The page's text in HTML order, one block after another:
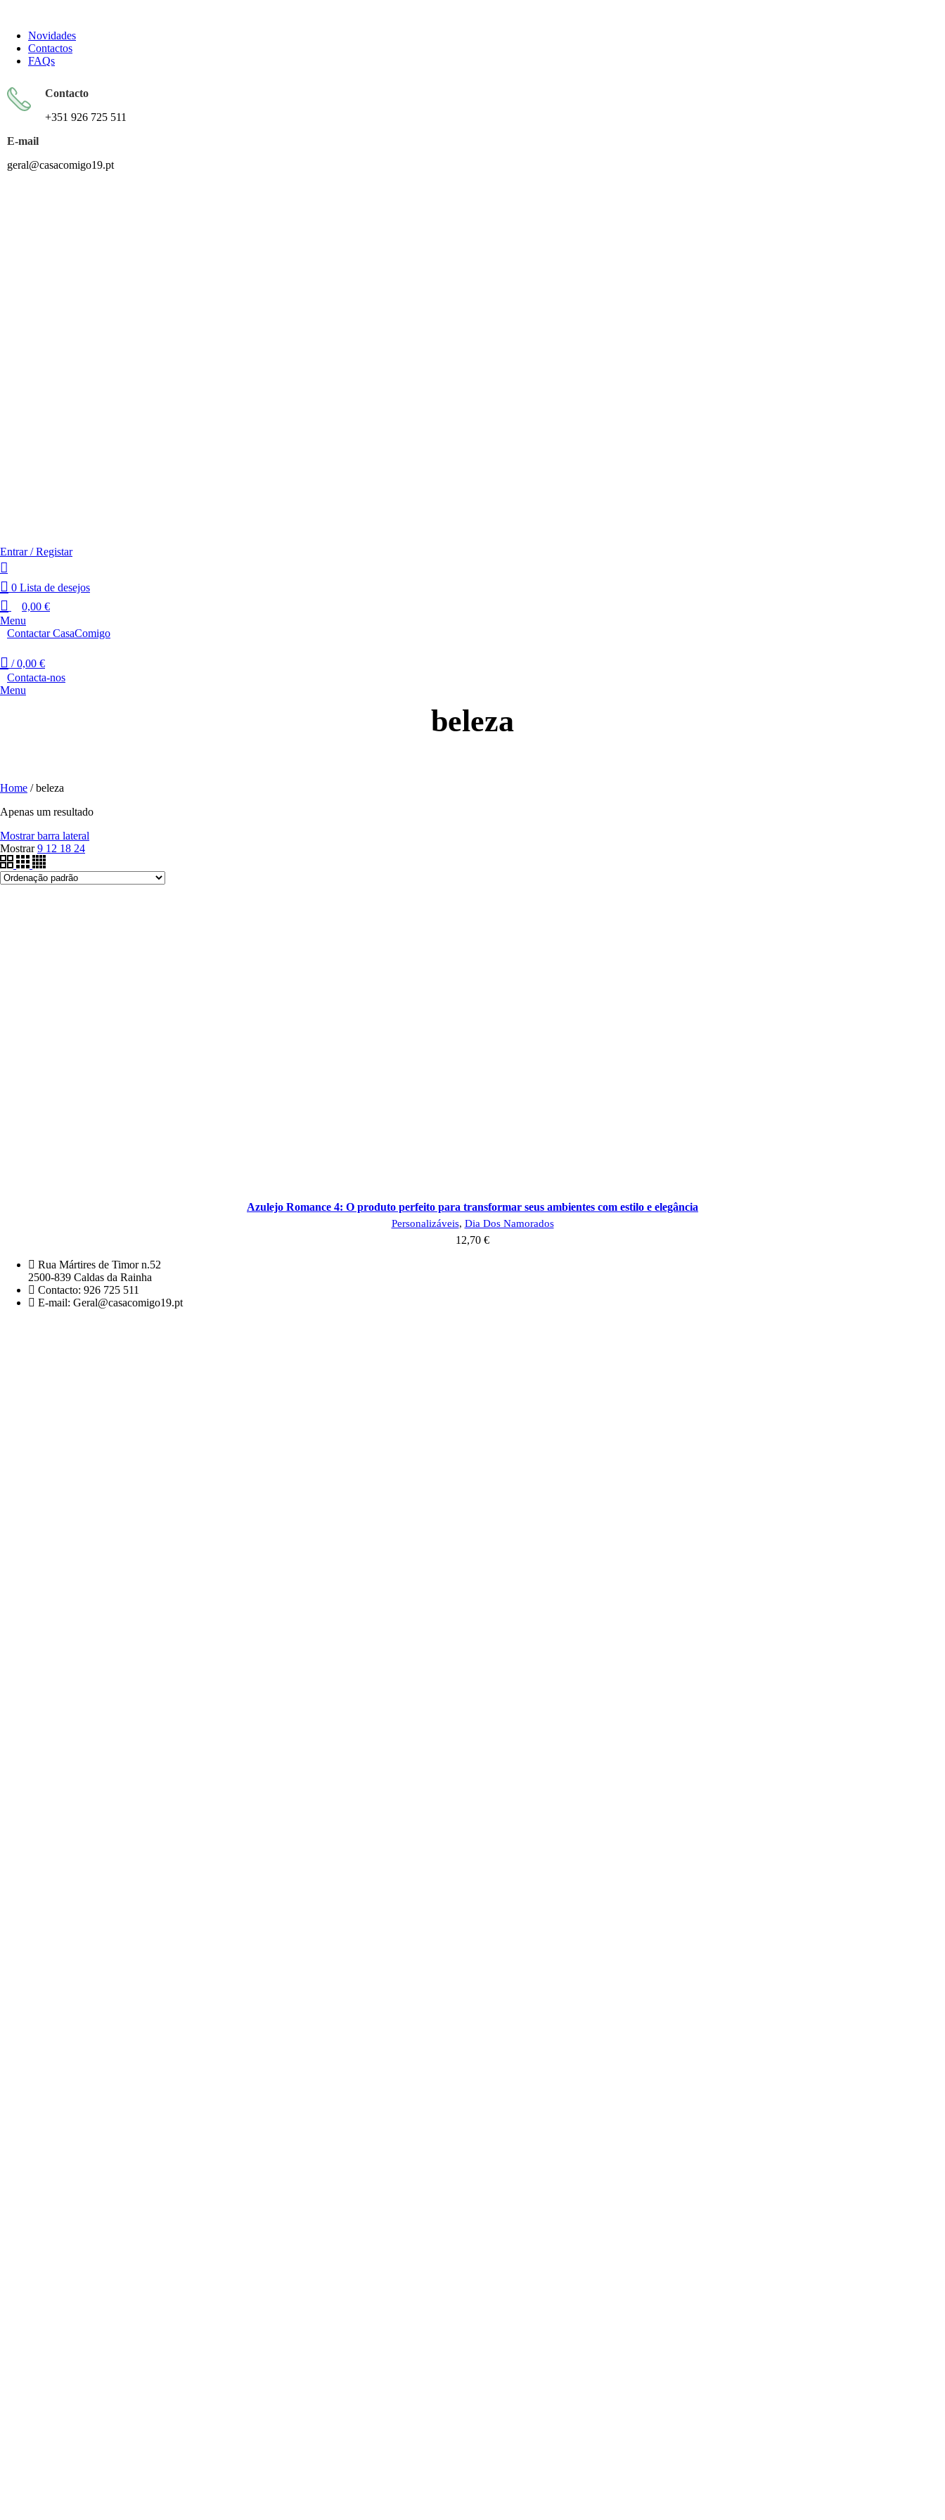
Novidades
Contactos
FAQs
Contacto
+351 926 725 511
E-mail
geral@casacomigo19.pt
Entrar / Registar
0 Lista de desejos
0,00 €
Menu
Contactar CasaComigo
/ 0,00 €
Contacta-nos
Menu
beleza
Home /beleza
Apenas um resultado
Mostrar barra lateral
Mostrar9 12 18 24
Azulejo Romance 4: O produto perfeito para transformar seus ambientes com estilo e elegância
Personalizáveis, Dia Dos Namorados
12,70 €
Rua Mártires de Timor n.52
2500-839 Caldas da Rainha
Contacto: 926 725 511
E-mail: Geral@casacomigo19.pt